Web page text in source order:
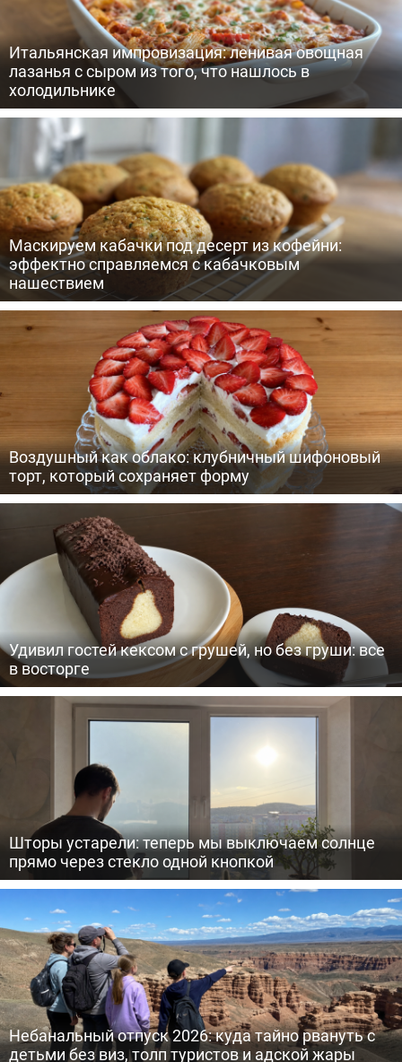
Итальянская импровизация: ленивая овощная
лазанья с сыром из того, что нашлось в
холодильнике
Маскируем кабачки под десерт из кофейни:
эффектно справляемся с кабачковым
нашествием
Воздушный как облако: клубничный шифоновый
торт, который сохраняет форму
Удивил гостей кексом с грушей, но без груши: все
в восторге
Шторы устарели: теперь мы выключаем солнце
прямо через стекло одной кнопкой
Небанальный отпуск 2026: куда тайно рвануть с
детьми без виз, толп туристов и адской жары